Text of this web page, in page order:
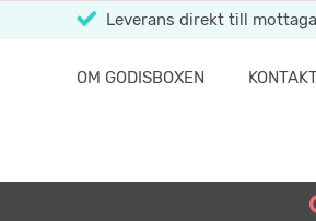
Leverans direkt till
OM GODISBOXEN